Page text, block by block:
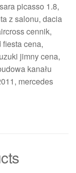
picasso 1.8,
z salonu, dacia
cennik,
fiesta cena,
jimny cena,
kanału
mercedes